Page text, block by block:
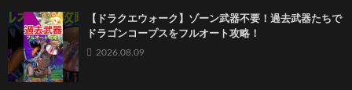
【ドラクエウォーク】ゾーン武器不要！過去武器たちで
ドラゴンコープスをフルオート攻略！
2026.08.09